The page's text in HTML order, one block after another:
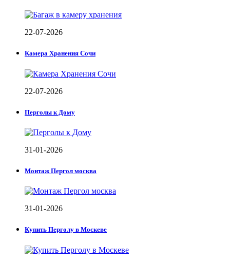
22-07-2026
Камера Хранения Сочи
22-07-2026
Перголы к Дому
31-01-2026
Монтаж Пергол москва
31-01-2026
Купить Перголу в Москеве